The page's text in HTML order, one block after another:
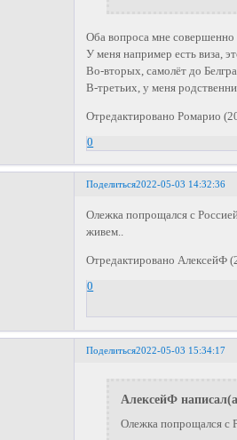
Оба вопроса мне
У меня например есть виза,
Во-вторых, самолёт до
В-третьих, у меня
Отредактировано Ромарио
0
Поделиться2022-05-03 14:32:36
Олежка попрощался с
живем..
Отредактировано АлексейФ
0
Поделиться2022-05-03 15:34:17
АлексейФ
Олежка попрощался с